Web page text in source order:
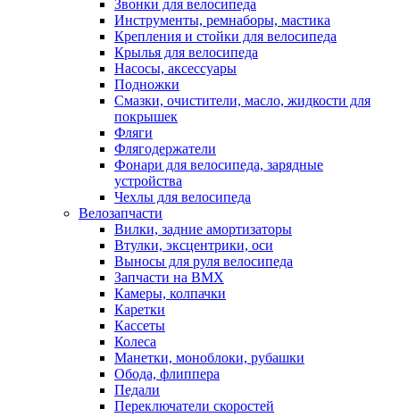
Звонки для велосипеда
Инструменты, ремнаборы, мастика
Крепления и стойки для велосипеда
Крылья для велосипеда
Насосы, аксессуары
Подножки
Смазки, очистители, масло, жидкости для
покрышек
Фляги
Флягодержатели
Фонари для велосипеда, зарядные
устройства
Чехлы для велосипеда
Велозапчасти
Вилки, задние амортизаторы
Втулки, эксцентрики, оси
Выносы для руля велосипеда
Запчасти на BMX
Камеры, колпачки
Каретки
Кассеты
Колеса
Манетки, моноблоки, рубашки
Обода, флиппера
Педали
Переключатели скоростей